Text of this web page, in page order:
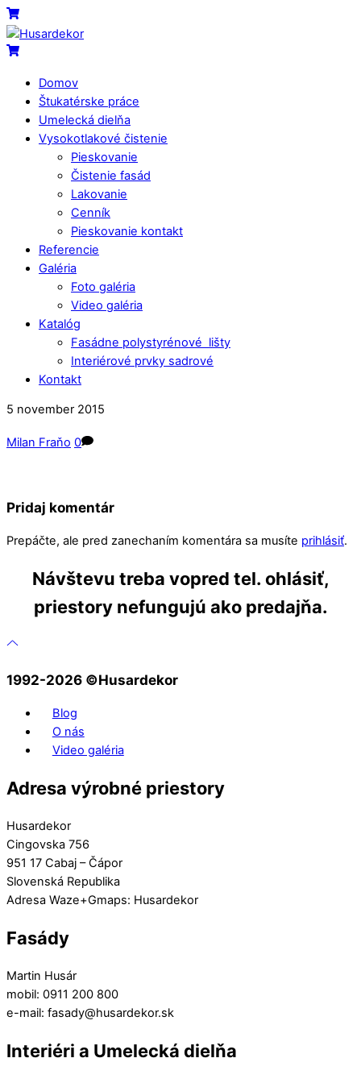
Skip
to
content
Menu
Cart
Cart
Domov
Štukatérske práce
Umelecká dielňa
Vysokotlakové čistenie
Pieskovanie
Čistenie fasád
Lakovanie
Cenník
Pieskovanie kontakt
Referencie
Galéria
Foto galéria
Video galéria
Katalóg
Fasádne polystyrénové lišty
Interiérové prvky sadrové
Kontakt
Close
Close
5 november 2015
Milan Fraňo 0
Pridaj komentár
Prepáčte, ale pred zanechaním komentára sa musíte prihlásiť.
Návštevu treba vopred tel. ohlásiť,
priestory nefungujú ako predajňa.
1992-2026 ©️Husardekor
Blog
O nás
Video galéria
Adresa výrobné priestory
Husardekor
Cingovska 756
951 17 Cabaj – Čápor
Slovenská Republika
Adresa Waze+Gmaps: Husardekor
Fasády
Martin Husár
mobil: 0911 200 800
e-mail: fasady@husardekor.sk
Interiéri a Umelecká dielňa